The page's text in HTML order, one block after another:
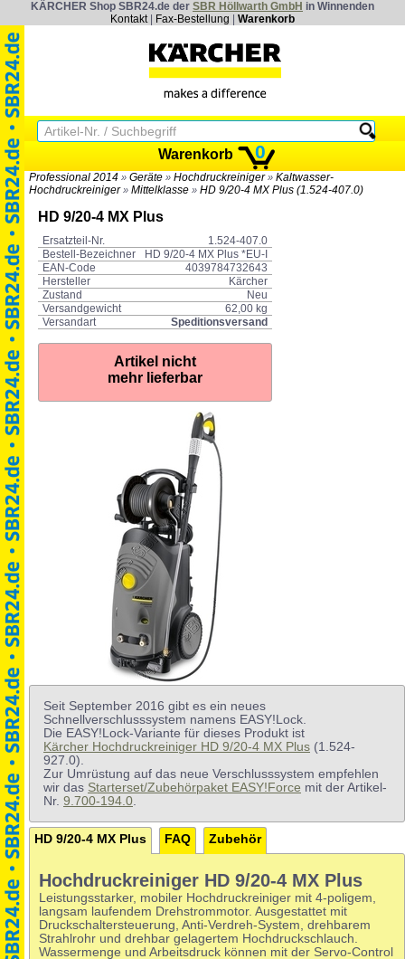
KÄRCHER Shop SBR24.de der SBR Höllwarth GmbH in Winnenden
Kontakt| Fax-Bestellung Warenkorb
Warenkorb 0
Professional 2014 » Geräte » Hochdruckreiniger» Kaltwasser-
Hochdruckreiniger» Mittelklasse » HD 9/20-4 MX Plus (1.524-407.0)
HD 9/20-4 MX Plus
Ersatzteil-Nr.
1.524-407.0
Bestell-Bezeichner
HD 9/20-4 MX Plus *EU-I
EAN-Code
4039784732643
Hersteller
Kärcher
Zustand
Neu
Versandgewicht
62,00 kg
Versandart
Speditionsversand
Artikel nicht
mehr lieferbar
Seit September 2016 gibt es ein neues
Schnellverschlusssystem namens EASY!Lock.
Die EASY!Lock-Variante für dieses Produkt ist
Kärcher Hochdruckreiniger HD 9/20-4 MX Plus (1.524-
927.0).
Zur Umrüstung auf das neue Verschlusssystem empfehlen
wir das Starterset/Zubehörpaket EASY!Force mit der Artikel-
Nr. 9.700-194.0
HD 9/20-4 MX Plus FAQ Zubehör
Hochdruckreiniger HD 9/20-4 MX Plus
Leistungsstarker, mobiler Hochdruckreiniger mit 4-poligem,
langsam laufendem Drehstrommotor. Ausgestattet mit
Druckschaltersteuerung, Anti-Verdreh-System, drehbarem
Strahlrohr und drehbar gelagertem Hochdruckschlauch.
Wassermenge und Arbeitsdruck können mit der Servo-Control